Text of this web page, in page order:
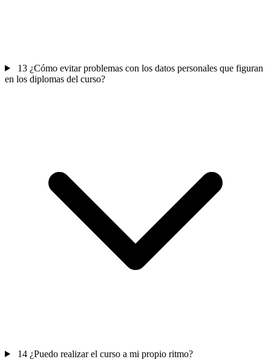
13 ¿Cómo evitar problemas con los datos personales que figuran
en los diplomas del curso?
14 ¿Puedo realizar el curso a mi propio ritmo?